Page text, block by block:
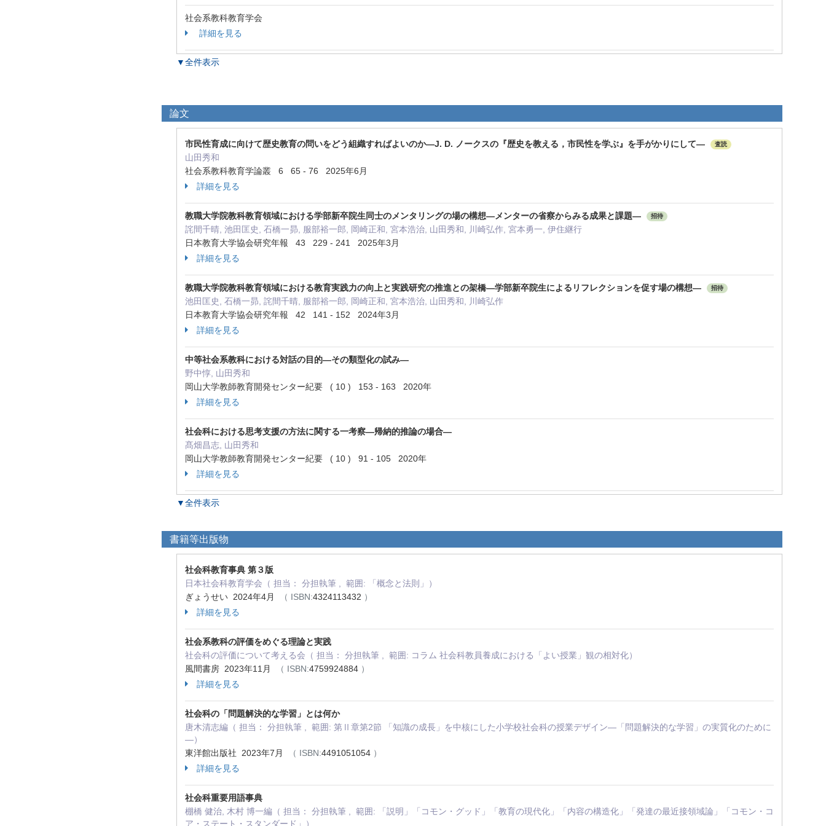
社会系教科教育学会
詳細を見る
▼全件表示
論文
市民性育成に向けて歴史教育の問いをどう組織すればよいのか—J. D. ノークスの『歴史を教える，市民性を学ぶ』を手がかりにして— 査読
山田秀和
社会系教科教育学論叢 6 65 - 76 2025年6月
詳細を見る
教職大学院教科教育領域における学部新卒院生同士のメンタリングの場の構想―メンターの省察からみる成果と課題― 招待
詫間千晴, 池田匡史, 石橋一昴, 服部裕一郎, 岡崎正和, 宮本浩治, 山田秀和, 川崎弘作, 宮本勇一, 伊住継行
日本教育大学協会研究年報 43 229 - 241 2025年3月
詳細を見る
教職大学院教科教育領域における教育実践力の向上と実践研究の推進との架橋—学部新卒院生によるリフレクションを促す場の構想— 招待
池田匡史, 石橋一昴, 詫間千晴, 服部裕一郎, 岡崎正和, 宮本浩治, 山田秀和, 川崎弘作
日本教育大学協会研究年報 42 141 - 152 2024年3月
詳細を見る
中等社会系教科における対話の目的―その類型化の試み―
野中惇, 山田秀和
岡山大学教師教育開発センター紀要 ( 10 ) 153 - 163 2020年
詳細を見る
社会科における思考支援の方法に関する一考察―帰納的推論の場合―
髙畑昌志, 山田秀和
岡山大学教師教育開発センター紀要 ( 10 ) 91 - 105 2020年
詳細を見る
▼全件表示
書籍等出版物
社会科教育事典 第３版
日本社会科教育学会（ 担当： 分担執筆 , 範囲: 「概念と法則」）
ぎょうせい 2024年4月
（ ISBN:4324113432 ）
詳細を見る
社会系教科の評価をめぐる理論と実践
社会科の評価について考える会（ 担当： 分担執筆 , 範囲: コラム 社会科教員養成における「よい授業」観の相対化）
風間書房 2023年11月
（ ISBN:4759924884 ）
詳細を見る
社会科の「問題解決的な学習」とは何か
唐木清志編（ 担当： 分担執筆 , 範囲: 第Ⅱ章第2節 「知識の成長」を中核にした小学校社会科の授業デザイン―「問題解決的な学習」の実質化のために
―）
東洋館出版社 2023年7月
（ ISBN:4491051054 ）
詳細を見る
社会科重要用語事典
棚橋 健治, 木村 博一編（ 担当： 分担執筆 , 範囲: 「説明」「コモン・グッド」「教育の現代化」「内容の構造化」「発達の最近接領域論」「コモン・コ
ア・ステート・スタンダード」）